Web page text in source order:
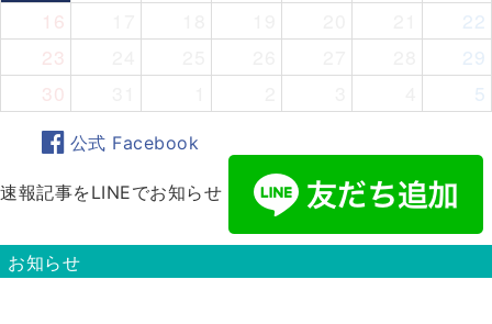
16
22
23
29
30
5
公式 Facebook
速報記事をLINEでお知らせ
お知らせ